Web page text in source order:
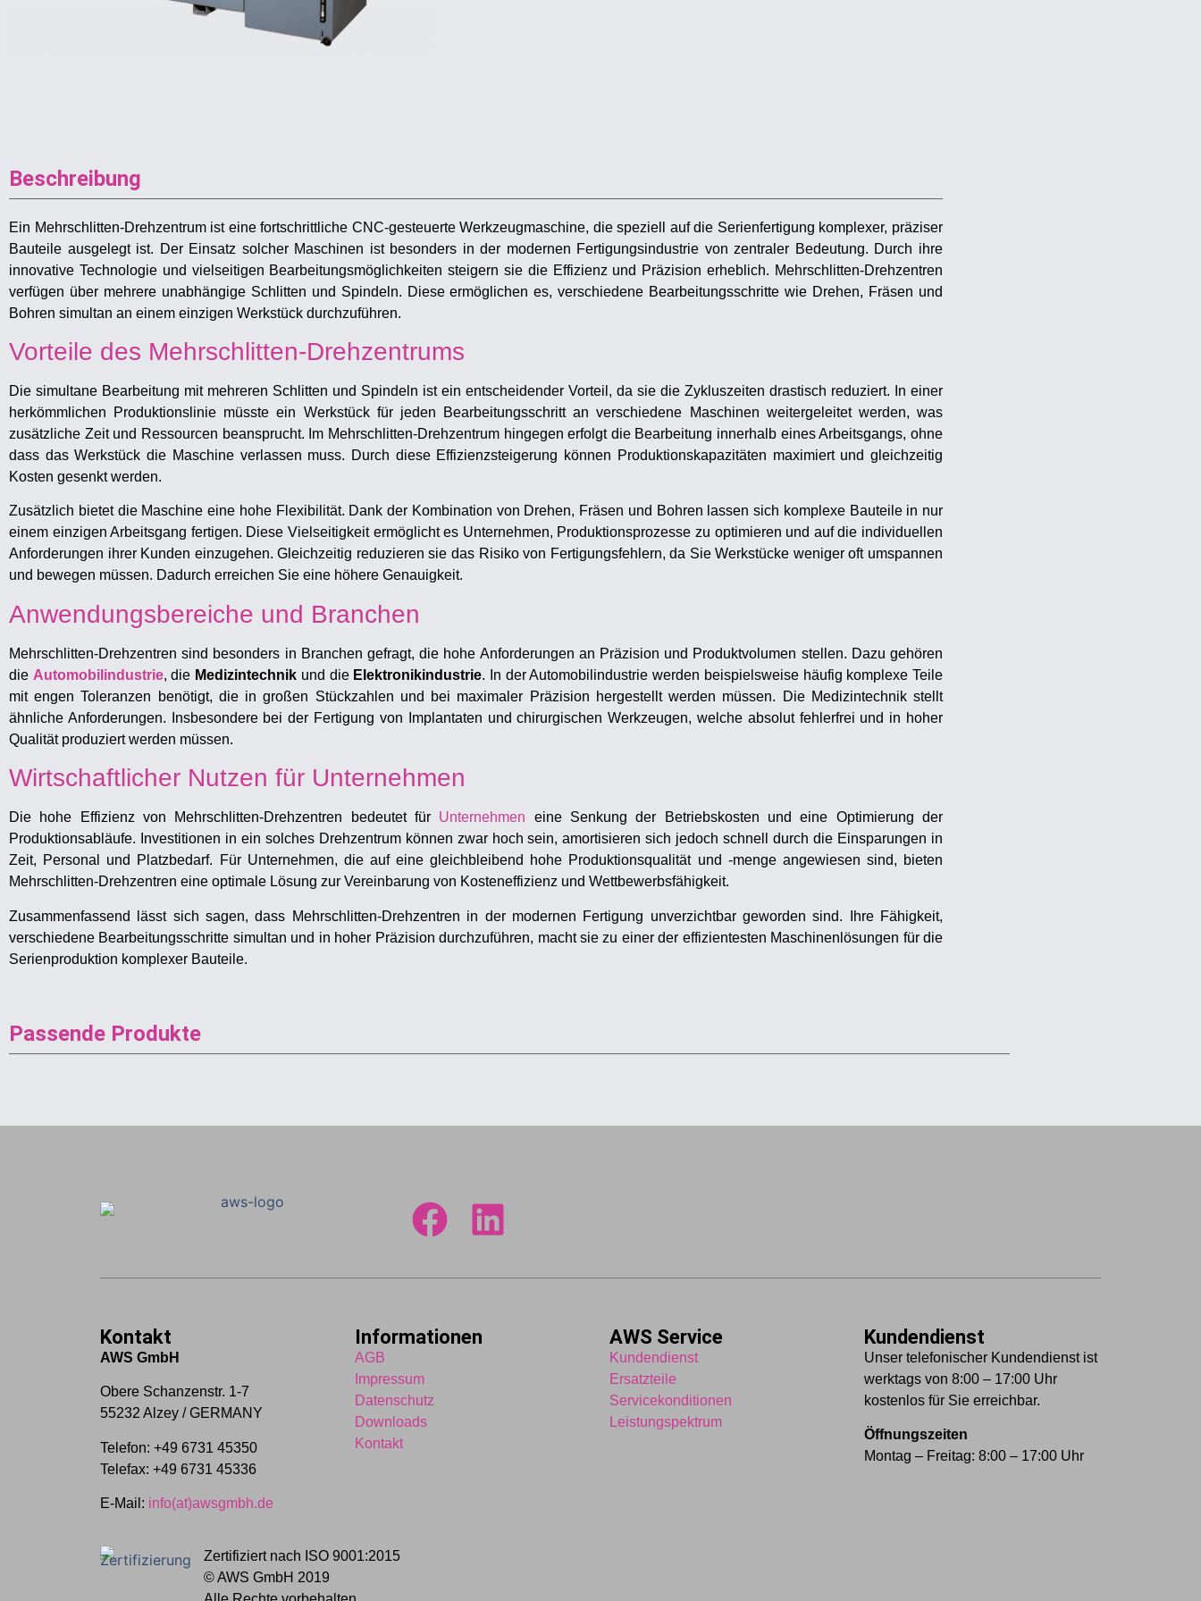
Beschreibung
Ein Mehrschlitten-Drehzentrum ist eine fortschrittliche CNC-gesteuerte Werkzeugmaschine, die speziell auf die Serienfertigung komplexer, präziser
Bauteile ausgelegt ist. Der Einsatz solcher Maschinen ist besonders in der modernen Fertigungsindustrie von zentraler Bedeutung. Durch ihre
innovative Technologie und vielseitigen Bearbeitungsmöglichkeiten steigern sie die Effizienz und Präzision erheblich. Mehrschlitten-Drehzentren
verfügen über mehrere unabhängige Schlitten und Spindeln. Diese ermöglichen es, verschiedene Bearbeitungsschritte wie Drehen, Fräsen und
Bohren simultan an einem einzigen Werkstück durchzuführen.
Vorteile des Mehrschlitten-Drehzentrums
Die simultane Bearbeitung mit mehreren Schlitten und Spindeln ist ein entscheidender Vorteil, da sie die Zykluszeiten drastisch reduziert. In einer
herkömmlichen Produktionslinie müsste ein Werkstück für jeden Bearbeitungsschritt an verschiedene Maschinen weitergeleitet werden, was
zusätzliche Zeit und Ressourcen beansprucht. Im Mehrschlitten-Drehzentrum hingegen erfolgt die Bearbeitung innerhalb eines Arbeitsgangs, ohne
dass das Werkstück die Maschine verlassen muss. Durch diese Effizienzsteigerung können Produktionskapazitäten maximiert und gleichzeitig
Kosten gesenkt werden.
Zusätzlich bietet die Maschine eine hohe Flexibilität. Dank der Kombination von Drehen, Fräsen und Bohren lassen sich komplexe Bauteile in nur
einem einzigen Arbeitsgang fertigen. Diese Vielseitigkeit ermöglicht es Unternehmen, Produktionsprozesse zu optimieren und auf die individuellen
Anforderungen ihrer Kunden einzugehen. Gleichzeitig reduzieren sie das Risiko von Fertigungsfehlern, da Sie Werkstücke weniger oft umspannen
und bewegen müssen. Dadurch erreichen Sie eine höhere Genauigkeit.
Anwendungsbereiche und Branchen
Mehrschlitten-Drehzentren sind besonders in Branchen gefragt, die hohe Anforderungen an Präzision und Produktvolumen stellen. Dazu gehören
die Automobilindustrie, die Medizintechnik und die Elektronikindustrie. In der Automobilindustrie werden beispielsweise häufig komplexe Teile
mit engen Toleranzen benötigt, die in großen Stückzahlen und bei maximaler Präzision hergestellt werden müssen. Die Medizintechnik stellt
ähnliche Anforderungen. Insbesondere bei der Fertigung von Implantaten und chirurgischen Werkzeugen, welche absolut fehlerfrei und in hoher
Qualität produziert werden müssen.
Wirtschaftlicher Nutzen für Unternehmen
Die hohe Effizienz von Mehrschlitten-Drehzentren bedeutet für Unternehmen eine Senkung der Betriebskosten und eine Optimierung der
Produktionsabläufe. Investitionen in ein solches Drehzentrum können zwar hoch sein, amortisieren sich jedoch schnell durch die Einsparungen in
Zeit, Personal und Platzbedarf. Für Unternehmen, die auf eine gleichbleibend hohe Produktionsqualität und -menge angewiesen sind, bieten
Mehrschlitten-Drehzentren eine optimale Lösung zur Vereinbarung von Kosteneffizienz und Wettbewerbsfähigkeit.
Zusammenfassend lässt sich sagen, dass Mehrschlitten-Drehzentren in der modernen Fertigung unverzichtbar geworden sind. Ihre Fähigkeit,
verschiedene Bearbeitungsschritte simultan und in hoher Präzision durchzuführen, macht sie zu einer der effizientesten Maschinenlösungen für die
Serienproduktion komplexer Bauteile.
Passende Produkte
Kontakt
AWS GmbH
Obere Schanzenstr. 1-7
55232 Alzey / GERMANY
Telefon: +49 6731 45350
Telefax: +49 6731 45336
E-Mail: info(at)awsgmbh.de
Informationen
AGB
Impressum
Datenschutz
Downloads
Kontakt
AWS Service
Kundendienst
Ersatzteile
Servicekonditionen
Leistungspektrum
Kundendienst
Unser telefonischer Kundendienst ist
werktags von 8:00 – 17:00 Uhr
kostenlos für Sie erreichbar.
Öffnungszeiten
Montag – Freitag: 8:00 – 17:00 Uhr
Zertifiziert nach ISO 9001:2015
© AWS GmbH 2019